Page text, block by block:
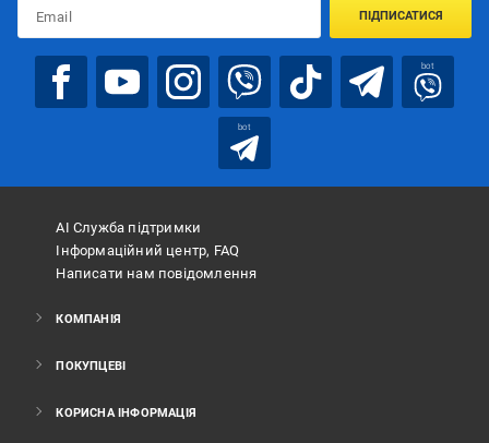
ПІДПИСАТИСЯ
bot
bot
АІ Служба підтримки
Інформаційний центр, FAQ
Написати нам повідомлення
КОМПАНІЯ
ПОКУПЦЕВІ
КОРИСНА ІНФОРМАЦІЯ